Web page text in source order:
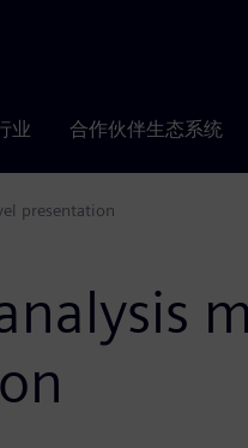
业 合作伙伴生态系统
presentation